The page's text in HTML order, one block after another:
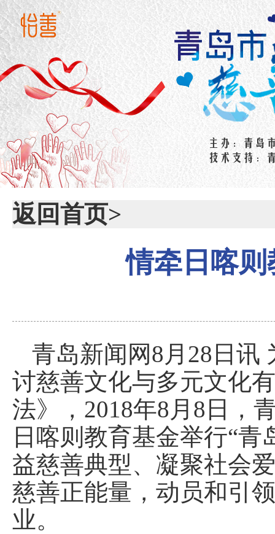
返回首页>
情牵日喀
青岛新闻网8月28日讯
讨慈善文化与多元文化
法》，2018年8月8日，
日喀则教育基金举行“
益慈善典型、凝聚社会
慈善正能量，动员和引
业。